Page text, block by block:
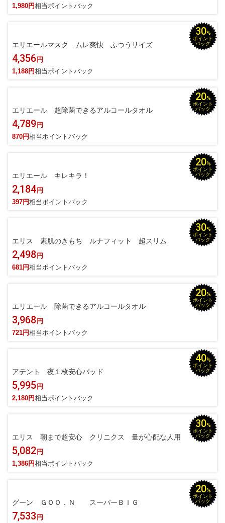
1,980円相当ポイントバック
30%
ポイント
バック
エリエールマスク ムレ爽快 ふつうサイズ
4,356 円
1,188円相当ポイントバック
20%
ポイント
バック
エリエール 超除菌できるアルコールタオル
4,789 円
870円相当ポイントバック
20%
ポイント
バック
エリエール キレキラ！
2,184 円
397円相当ポイントバック
30%
ポイント
バック
エリス 素肌のきもち ルナフィット 超スリム
2,498 円
681円相当ポイントバック
20%
ポイント
バック
エリエール 除菌できるアルコールタオル
3,968 円
721円相当ポイントバック
40%
ポイント
バック
アテント 夜１枚安心パッド
5,995 円
2,180円相当ポイントバック
30%
ポイント
バック
エリス 朝まで超安心 クリニクス 量が心配な人用
5,082 円
1,386円相当ポイントバック
20%
ポイント
バック
グーン ＧＯＯ．Ｎ スーパーＢＩＧ
7,533 円